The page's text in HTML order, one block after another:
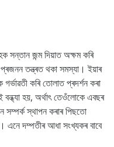
পাৰি
সন্তান জন্ম দিয়াত অক্ষম কৰি
তন্ত্ৰত থকা সমস্যা। ইয়াৰ
কৰি তোলাত প্ৰদৰ্শন কৰা
হয়, অৰ্থাৎ তেওঁলোকে এবছৰ
সম্পৰ্ক স্থাপন কৰাৰ পিছতো
এনে দম্পতীৰ আধা সংখ্যকৰ বাবে